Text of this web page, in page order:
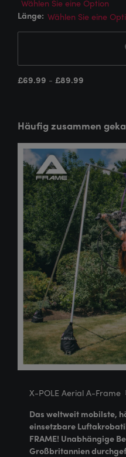
Länge:
£69.99 - £89.99
Häufig zusammen
X-POLE Aerial A-Frame
Das weltweit mobilste,
einsetzbare
FRAME! Unabhängige
Großbritannien